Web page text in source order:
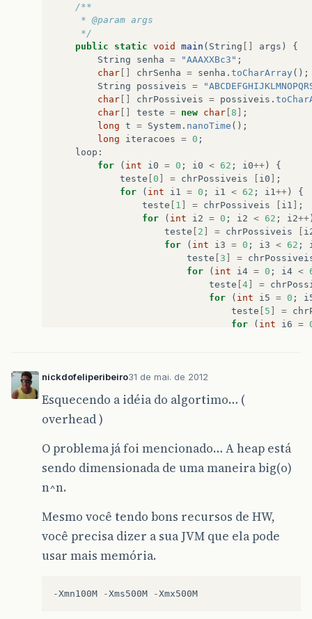
/**
     * @param args
     */
public
static void main ( String [] args )
{
String
senha = "AAAXXBc3" ;
char [] chrSenha = senha . toCharArray ();
String
possiveis =
char [] chrPossiveis = possiveis .
char [] teste = new char [ 8 ] ;
long t = System . nanoTime ();
long
iteracoes = 0 ;
loop :
for
( int i0 = 0 ; i0 < 62 ; i0++)
{
teste [0 ] = chrPossiveis [ i0 ] ;
for
( int i1 = 0 ; i1 < 62 ; i1 ++)
{
teste [ 1 ] = chrPossiveis [ i1 ] ;
for
( int i2 = 0 ; i2 < 62 ; i2++
teste [ 2 ] = chrPossiveis [
for
( int i3 = 0 ; i3 < 62 ;
teste [ 3 ] =
for
( int i4 = 0 ; i4 <
teste [4] =
for
( int i5 = 0 ;
teste [ 5 ] =
for
( int i6 =
}
}
}
}
}
nickdofeliperibeiro31 de mai. de 2012
Esquecendo a idéia do algortimo… (
overhead )
O problema já foi mencionado… A heap está
sendo dimensionada de uma maneira big(o)
n^n.
Mesmo você tendo bons recursos de HW,
você precisa dizer a sua JVM que ela pode
usar mais memória.
-Xmn100M -Xms500M -Xmx500M